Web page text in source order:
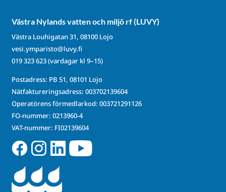
Västra Nylands vatten och miljö rf (LUVY)
Västra Louhigatan 31, 08100 Lojo
vesi.ymparisto@luvy.fi
019 323 623(vardagar kl 9–15)
Postadress: PB 51, 08101 Lojo
Nätfaktureringsadress: 003702139604
Operatörens förmedlarkod: 003721291126
FO-nummer: 0213960-4
VAT-nummer: FI02139604